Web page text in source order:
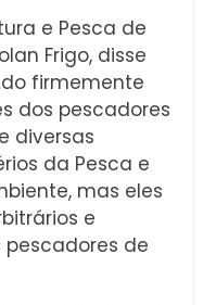
e Pesca de
Frigo, disse
firmemente
dos pescadores
diversas
da Pesca e
mas eles
e
de